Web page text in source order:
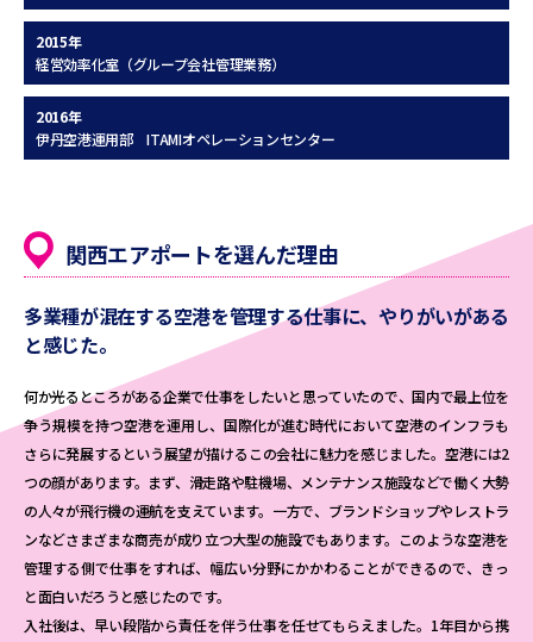
2015年
経営効率化室（グループ会社管理業務）
2016年
伊丹空港運用部 ITAMIオペレーションセンター
関西エアポートを選んだ理由
多業種が混在する空港を管理する仕事に、やりがいがある
と感じた。
何か光るところがある企業で仕事をしたいと思っていたので、国内で最上位を
争う規模を持つ空港を運用し、国際化が進む時代において空港のインフラも
さらに発展するという展望が描けるこの会社に魅力を感じました。空港には2
つの顔があります。まず、滑走路や駐機場、メンテナンス施設などで働く大勢
の人々が飛行機の運航を支えています。一方で、ブランドショップやレストラ
ンなどさまざまな商売が成り立つ大型の施設でもあります。このような空港を
管理する側で仕事をすれば、幅広い分野にかかわることができるので、きっ
と面白いだろうと感じたのです。
入社後は、早い段階から責任を伴う仕事を任せてもらえました。1年目から携